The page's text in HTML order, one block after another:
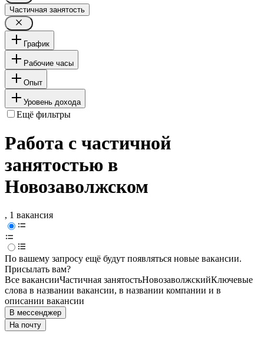
Частичная занятость
График
Рабочие часы
Опыт
Уровень дохода
Ещё фильтры
Работа с частичной
занятостью в
Новозаволжском
, 1 вакансия
По вашему запросу ещё будут появляться новые вакансии.
Присылать вам?
Все вакансииЧастичная занятостьНовозаволжскийКлючевые
слова в названии вакансии, в названии компании и в
описании вакансии
В мессенджер
На почту